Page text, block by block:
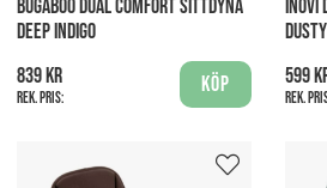
BUGABOO DUAL COMFORT SITTDYNA
DEEP INDIGO
839 kr
Rek. pris:
Köp
599
Rek.